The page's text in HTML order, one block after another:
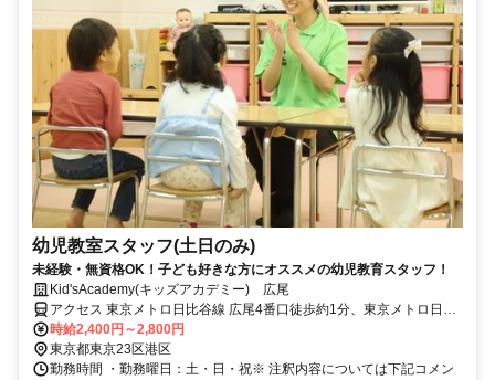
幼児教室スタッフ(土日のみ)
未経験・無資格OK！子ども好きな方にオススメの幼児教育スタッフ！
Kid'sAcademy(キッズアカデミー) 広尾
アクセス 東京メトロ日比谷線 広尾4番口徒歩約1分、東京メトロ日比
谷線 六本木1c口徒歩約20分、東京メトロ千代田線 乃木坂5番口徒歩
約20分
時給2,400円～2,800円
東京都東京23区港区
勤務時間 ・勤務曜日：土・日・祝※ 注釈内容については下記コメン